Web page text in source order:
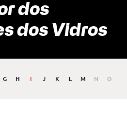
dos
dos Vidros
G H I J K L M N O